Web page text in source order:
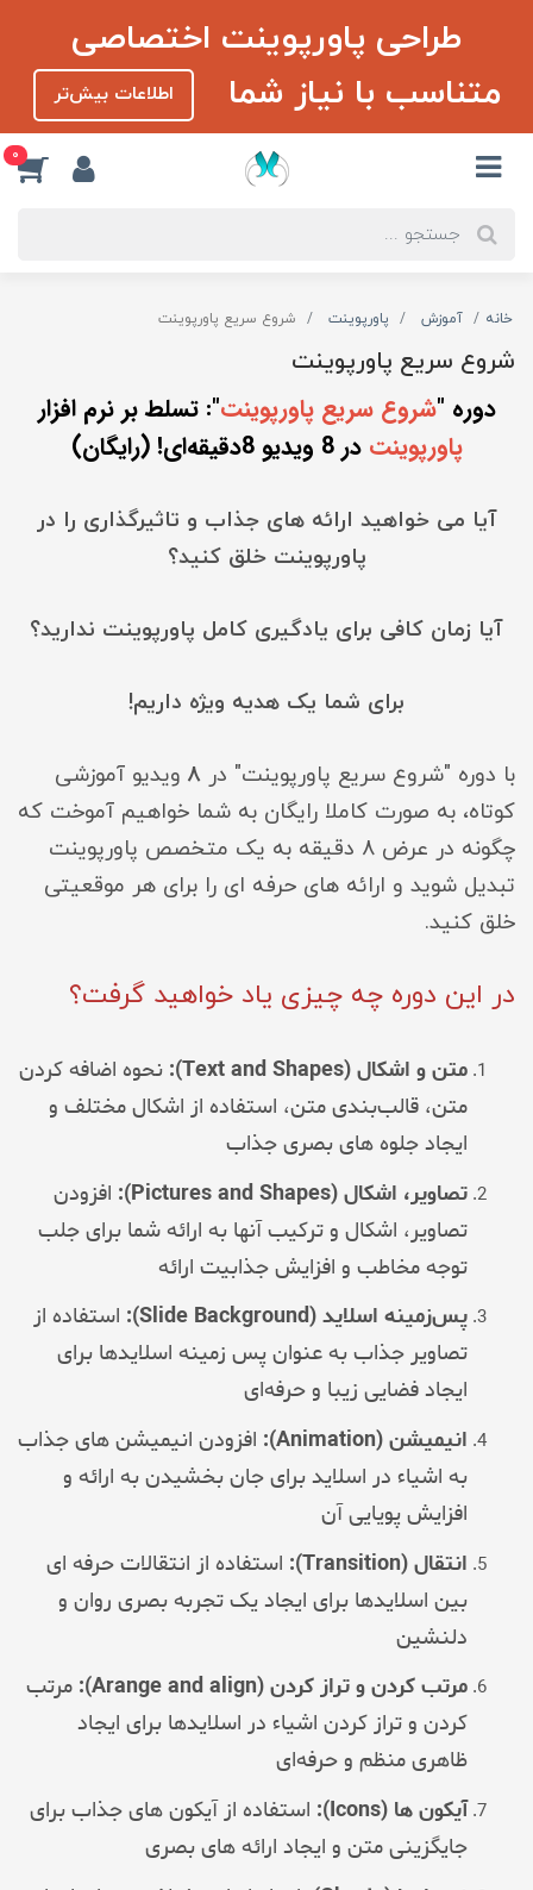
طراحی پاورپوینت اختصاصی
متناسب با نیاز شما
اطلاعات بیش‌تر
0
خانه آموزش پاورپوینت شروع سریع پاورپوینت
شروع سریع پاورپوینت
دوره "شروع سریع پاورپوینت": تسلط بر نرم افزار
پاورپوینت در 8 ویدیو 8دقیقه‌ای! (رایگان)
آیا می خواهید ارائه های جذاب و تاثیرگذاری را در
پاورپوینت خلق کنید؟
آیا زمان کافی برای یادگیری کامل پاورپوینت ندارید؟
برای شما یک هدیه ویژه داریم!
با دوره "شروع سریع پاورپوینت" در 8 ویدیو آموزشی
کوتاه، به صورت کاملا رایگان به شما خواهیم آموخت که
چگونه در عرض 8 دقیقه به یک متخصص پاورپوینت
تبدیل شوید و ارائه های حرفه ای را برای هر موقعیتی
خلق کنید.
در این دوره چه چیزی یاد خواهید گرفت؟
متن و اشکال (Text and Shapes):
نحوه اضافه کردن
متن، قالب‌بندی متن، استفاده از اشکال مختلف و
ایجاد جلوه های بصری جذاب
تصاویر، اشکال (Pictures and Shapes):
افزودن
تصاویر، اشکال و ترکیب آنها به ارائه شما برای جلب
توجه مخاطب و افزایش جذابیت ارائه
پس‌زمینه اسلاید (Slide Background):
استفاده از
تصاویر جذاب به عنوان پس زمینه اسلایدها برای
ایجاد فضایی زیبا و حرفه‌ای
انیمیشن (Animation):
افزودن انیمیشن های جذاب
به اشیاء در اسلاید برای جان بخشیدن به ارائه و
افزایش پویایی آن
انتقال (Transition):
استفاده از انتقالات حرفه ای
بین اسلایدها برای ایجاد یک تجربه بصری روان و
دلنشین
مرتب کردن و تراز کردن (Arange and align):
مرتب
کردن و تراز کردن اشیاء در اسلایدها برای ایجاد
ظاهری منظم و حرفه‌ای
آیکون ها (Icons):
استفاده از آیکون های جذاب برای
جایگزینی متن و ایجاد ارائه های بصری